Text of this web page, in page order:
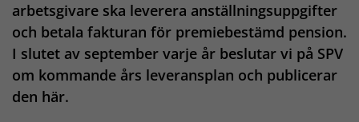
arbetsgivare ska leverera anställningsuppgifter
och betala fakturan för premiebestämd pension.
I slutet av september varje år beslutar vi på SPV
om kommande års leveransplan och publicerar
den här.